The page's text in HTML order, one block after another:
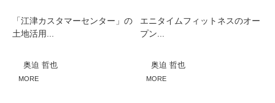
「江津カスタマーセンター」の
土地活用...
奥迫 哲也
MORE
エニタイムフィットネスのオー
プン...
奥迫 哲也
MORE